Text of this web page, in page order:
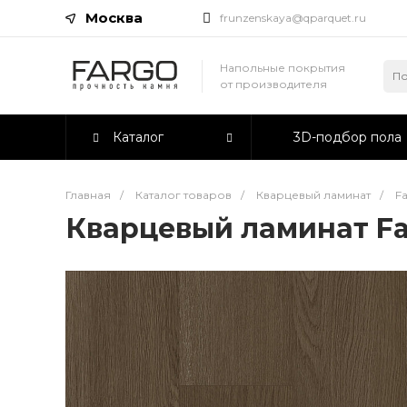
Москва frunzenskaya@qparquet.ru
Напольные покрытия
от производителя
Каталог 3D-подбор пола
Главная / Каталог товаров / Кварцевый ламинат /
Кварцевый ламинат